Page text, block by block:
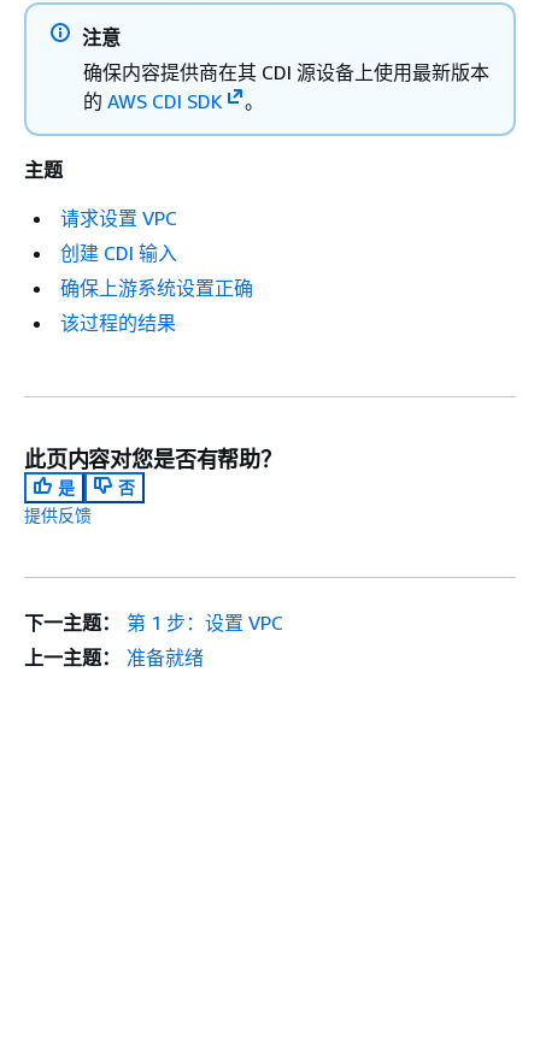
注意
确保内容提供商在其 CDI 源设备上使用最新版本
的 AWS CDI SDK 。
主题
请求设置 VPC
创建 CDI 输入
确保上游系统设置正确
该过程的结果
此页内容对您是否有帮助？
是
否
提供反馈
下一主题：
第 1 步：设置 VPC
上一主题：
准备就绪